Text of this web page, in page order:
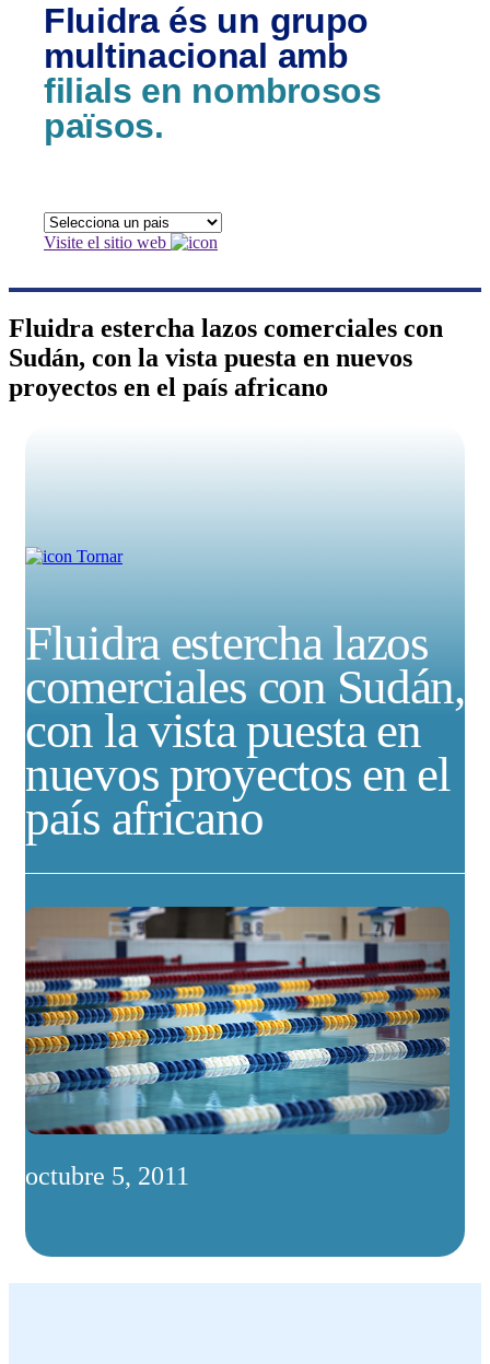
Fluidra és un grupo
multinacional amb
filials en nombrosos
països.
Visite el sitio web
Fluidra estercha lazos comerciales con
Sudán, con la vista puesta en nuevos
proyectos en el país africano
Tornar
Fluidra estercha lazos
comerciales con Sudán,
con la vista puesta en
nuevos proyectos en el
país africano
octubre 5, 2011